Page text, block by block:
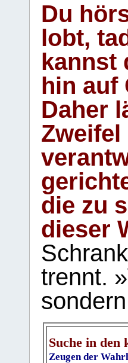
Du
lobt,
kannst
hin auf
Daher
Zweifel
die zu
dieser
trennt.
Suche in den
Zeugen der